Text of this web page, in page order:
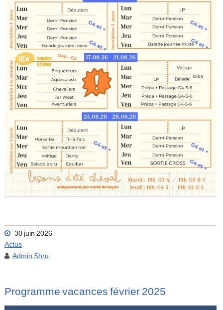
30 juin 2026
Actus
Admin Shru
Programme vacances février 2025